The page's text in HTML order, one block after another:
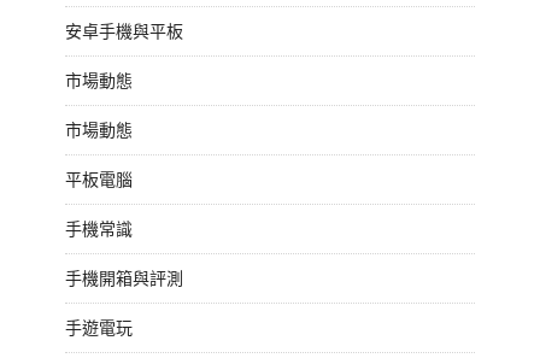
安卓手機與平板
市場動態
市場動態
平板電腦
手機常識
手機開箱與評測
手遊電玩